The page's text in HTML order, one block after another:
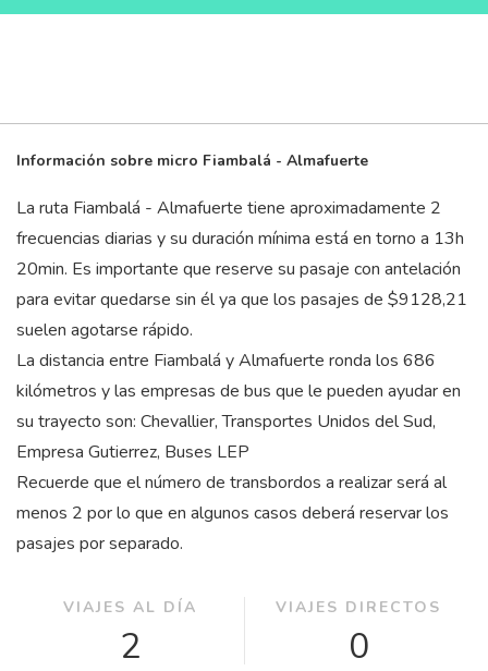
Información sobre micro Fiambalá - Almafuerte
La ruta Fiambalá - Almafuerte tiene aproximadamente 2
frecuencias diarias y su duración mínima está en torno a 13h
20min. Es importante que reserve su pasaje con antelación
para evitar quedarse sin él ya que los pasajes de $9128,21
suelen agotarse rápido.
La distancia entre Fiambalá y Almafuerte ronda los 686
kilómetros y las empresas de bus que le pueden ayudar en
su trayecto son: Chevallier, Transportes Unidos del Sud,
Empresa Gutierrez, Buses LEP
Recuerde que el número de transbordos a realizar será al
menos 2 por lo que en algunos casos deberá reservar los
pasajes por separado.
VIAJES AL DÍA
2
VIAJES DIRECTOS
0